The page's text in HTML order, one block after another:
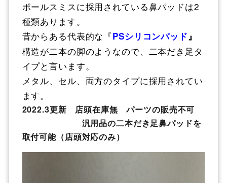
ポールスミスに採用されている鼻パッドは2
種類あります。
昔からある代表的な『PSシリコンパッド』
構造が二本の脚のようなので、二本だき足タ
イプと言います。
メタル、セル、両方のタイプに採用されてい
ます。
2022.3更新 店頭在庫無 パーツの販売不可
汎用品の二本だき足鼻パッドを
取付可能（店頭対応のみ）